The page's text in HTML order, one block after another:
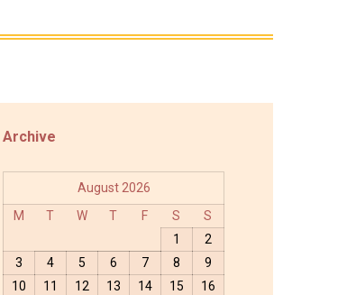
Archive
August 2026
M
T W T F S
S
1
2
3
4 5 6 7 8
9
10
11 12 13 14 15
16